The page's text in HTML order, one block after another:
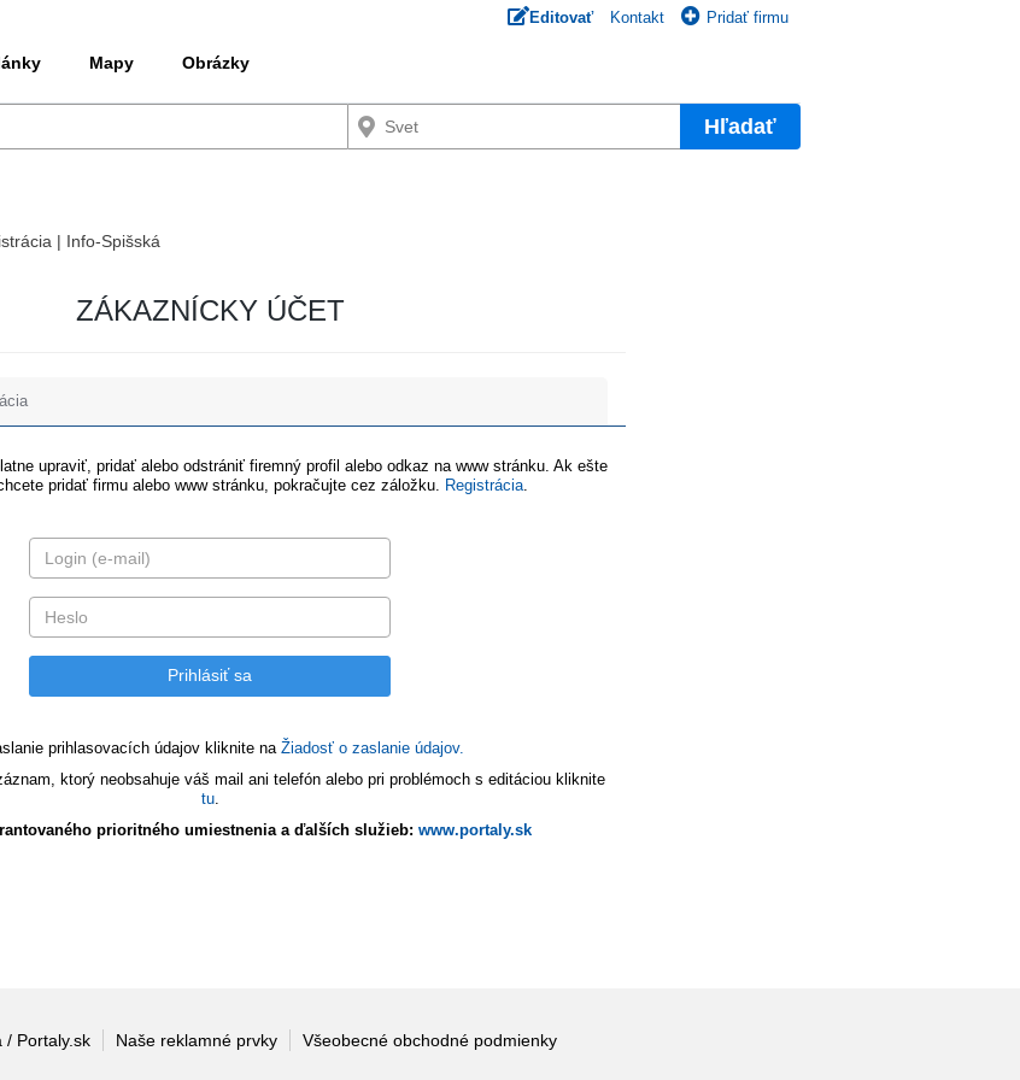
Editovať Kontakt Pridať firmu
Mapy Obrázky
Hľadať
| Info-Spišská
ZÁKAZNÍCKY ÚČET
upraviť, pridať alebo odstrániť firemný profil alebo odkaz na www stránku. Ak ešte
pridať firmu alebo www stránku, pokračujte cez záložku.
Registrácia
prihlasovacích údajov kliknite na Žiadosť o zaslanie údajov.
ktorý neobsahuje váš mail ani telefón alebo pri problémoch s editáciou kliknite
tu.
prioritného umiestnenia a ďalších služieb: www.portaly.sk
/ Portaly.sk Naše reklamné prvky Všeobecné obchodné podmienky